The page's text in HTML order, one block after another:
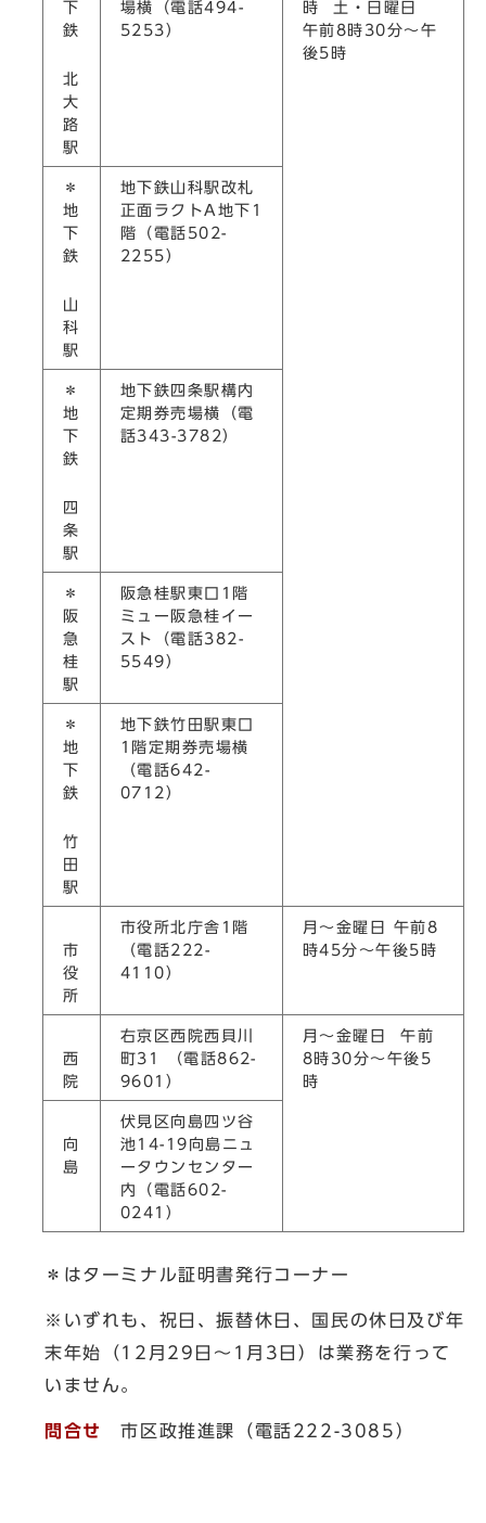
下
鉄
北
大
路
駅
場横（電話494-
5253）
時 土・日曜日
午前8時30分～午
後5時
＊
地
下
鉄
山
科
駅
地下鉄山科駅改札
正面ラクトA地下1
階（電話502-
2255）
＊
地
下
鉄
四
条
駅
地下鉄四条駅構内
定期券売場横（電
話343-3782）
＊
阪
急
桂
駅
阪急桂駅東口1階
ミュー阪急桂イー
スト（電話382-
5549）
＊
地
下
鉄
竹
田
駅
地下鉄竹田駅東口
1階定期券売場横
（電話642-
0712）
市
役
所
市役所北庁舎1階
（電話222-
4110）
月～金曜日 午前8
時45分～午後5時
西
院
右京区西院西貝川
町31 （電話862-
9601）
月～金曜日 午前
8時30分～午後5
時
向
島
伏見区向島四ツ谷
池14-19向島ニュ
ータウンセンター
内（電話602-
0241）
＊はターミナル証明書発行コーナー
※いずれも、祝日、振替休日、国民の休日及び年
末年始（12月29日～1月3日）は業務を行って
いません。
問合せ 市区政推進課（電話222-3085）